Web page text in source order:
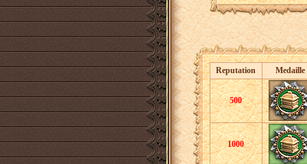
Reputation Medaille
500
1000